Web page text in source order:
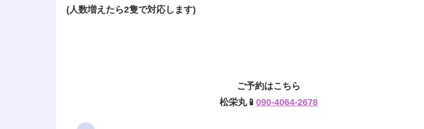
(人数増えたら2隻で対応します)
ご予約はこちら
松栄丸📱 090-4064-2678